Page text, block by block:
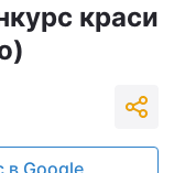
краси
в Google